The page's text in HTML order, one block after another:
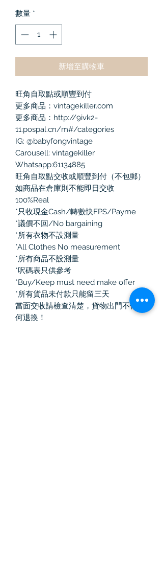
數量 *
新增至購物車
旺角自取點或順豐到付
更多商品：vintagekiller.com
更多商品：http://9ivk2-
11.pospal.cn/m#/categories
IG: @babyfongvintage
Carousell: vintagekiller
Whatsapp:61134885
旺角自取點交收或順豐到付（不包郵）
如商品在倉庫則不能即日交收
100%Real
*只收現金Cash/轉數快FPS/Payme
*議價不回/No bargaining
*所有衣物不設測量
*All Clothes No measurement
*所有商品不設測量
*呎碼表只供參考
*Buy/Keep must need make offer
*所有貨品未付款只能留三天
當面交收請檢查清楚，貨物出門不作任
何退換！